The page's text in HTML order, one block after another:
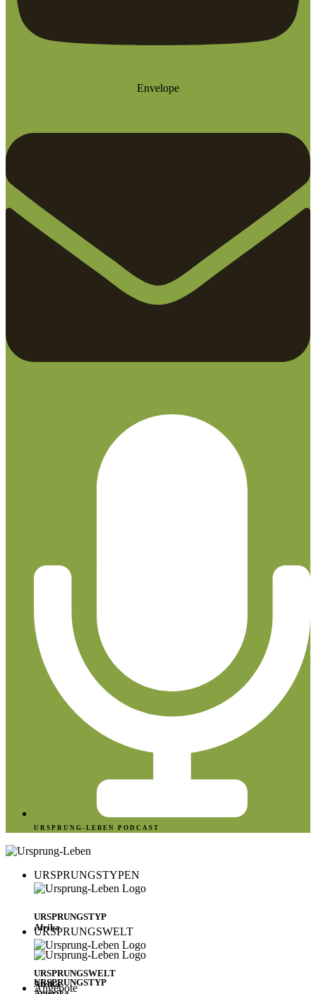
Envelope
URSPRUNG-LEBEN PODCAST
URSPRUNGSTYPEN
URSPRUNGSTYP
Afrika
URSPRUNGSTYP
URSPRUNGSWELT
URSPRUNGSWELT
Afrika
Angebote